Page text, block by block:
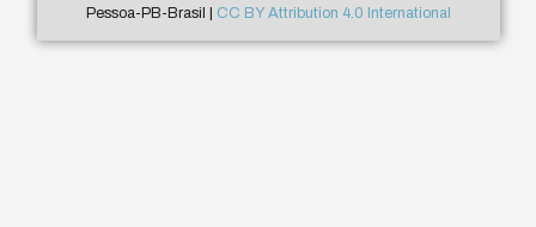
Pessoa-PB-Brasil | CC BY Attribution 4.0 International